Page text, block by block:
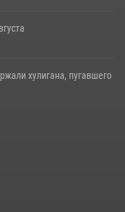
хулигана, пугавшего